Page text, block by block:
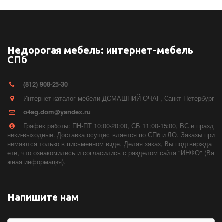
Недорогая мебель: интернет-мебель
СПб
(812) 908-25-30
Интернет-каталог мебели ДОМАШНИЙ ОЧАГ, Санкт-Петербург
o4ag.dom@yandex.ru
График работы: ПН-ПТ 10:00-20:00, СБ 11:00-15:00, ВС и празд
ники-выходные. Доставка осуществляется по СПб и ЛО. Заказы при
нимаются только в письменном виде. Делая заказ, Вы подтвержда
ете, что ознакомились и согласились с разделом сайта "ИНФО" (Ва
жная информация).
Напишите нам